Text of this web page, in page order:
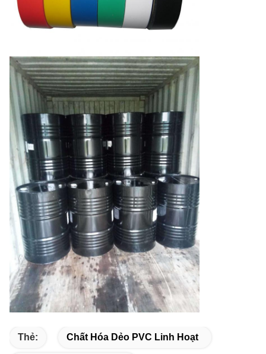
Thẻ: Chất Hóa Dẻo PVC Linh Hoạt